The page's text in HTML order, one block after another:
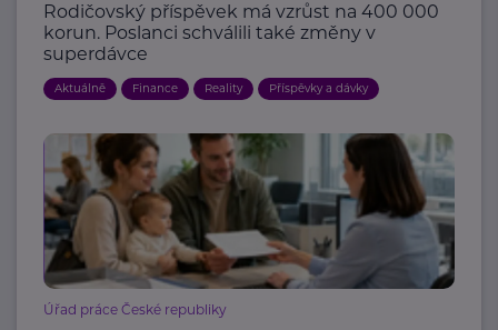
Rodičovský příspěvek má vzrůst na 400 000
korun. Poslanci schválili také změny v
superdávce
Aktuálně Finance Reality Příspěvky a dávky
Úřad práce České republiky